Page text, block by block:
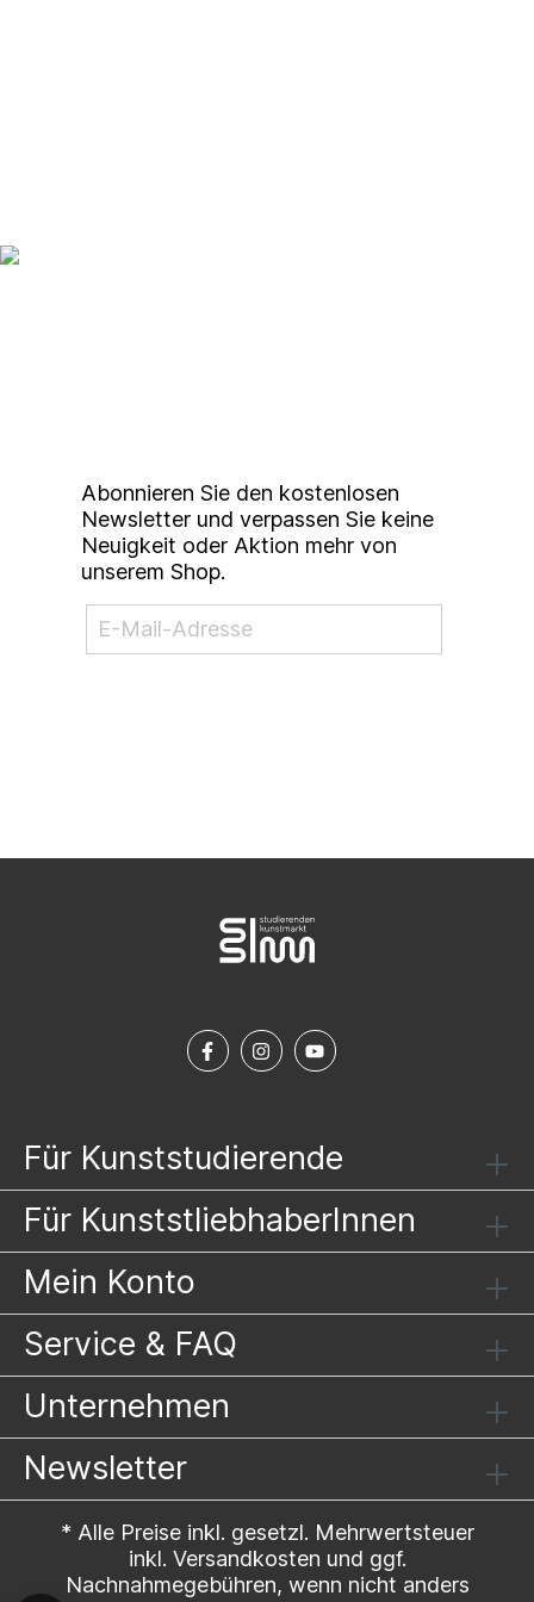
Abonnieren Sie den kostenlosen
Newsletter und verpassen Sie keine
Neuigkeit oder Aktion mehr von
unserem Shop.
Für Kunststudierende
Für KunststliebhaberInnen
Mein Konto
Service & FAQ
Unternehmen
Newsletter
* Alle Preise inkl. gesetzl. Mehrwertsteuer
inkl. Versandkosten und ggf.
Nachnahmegebühren, wenn nicht anders